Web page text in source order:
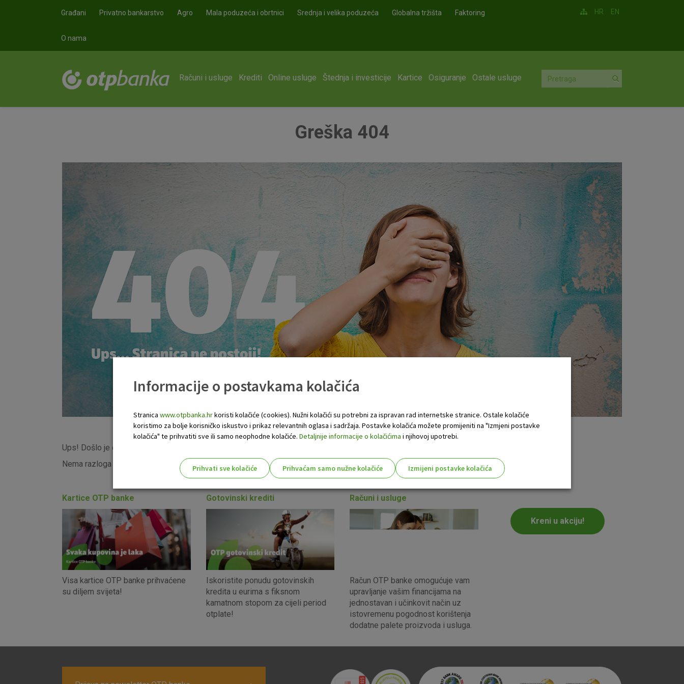
Građani Privatno bankarstvo Agro Mala poduzeća i obrtnici Srednja i velika poduzeća Globalna tržišta Faktoring
O nama
HR EN
Računi i usluge Krediti Online usluge Štednja i investicije Kartice Osiguranje Ostale usluge
Greška 404
Ups! Došlo je do pogreške, ova stranica nije pronađena.
Nema razloga za brigu jer kod nas može i drugačije! Pokreni se i pronađi informacije koje te zanimaju.
Kartice OTP banke
Visa kartice OTP banke prihvaćene
su diljem svijeta!
Gotovinski krediti
Iskoristite ponudu gotovinskih
kredita u eurima s fiksnom
kamatnom stopom za cijeli period
otplate!
Računi i usluge
Račun OTP banke omogućuje vam
upravljanje vašim financijama na
jednostavan i učinkovit način uz
istovremenu pogodnost korištenja
dodatne palete proizvoda i usluga.
Kreni u akciju!
Informacije o postavkama kolačića
Stranica www.otpbanka.hrkoristi kolačiće (cookies). Nužni kolačići su potrebni za ispravan rad internetske stranice. Ostale kolačiće
koristimo za bolje korisničko iskustvo i prikaz relevantnih oglasa i sadržaja. Postavke kolačića možete promijeniti na "Izmjeni postavke
kolačića" te prihvatiti sve ili samo neophodne kolačiće. Detaljnije informacije o kolačićima i njihovoj upotrebi.
Prihvati sve kolačiće Prihvaćam samo nužne kolačiće
Izmijeni postavke kolačića
Nužni
kolačići
Ovi kolačići nužni su za funkcioniranje internetske stranice i ne mogu se
isključiti u našim sustavima. Uobičajeno se postavljaju kao odgovor na vaše
radnje koje uključuju zahtjev za uslugama, kao što su postavke kolačića. Svoj
preglednik možete postaviti da blokira te kolačiće ili pošalje upozorenje o
njima, ali u tom slučaju neki dijelovi stranice neće raditi. Ti kolačići ne
pohranjuju nikakve informacije koje bi vas mogle identificirati.
Detaljnije informacije o kolačićima